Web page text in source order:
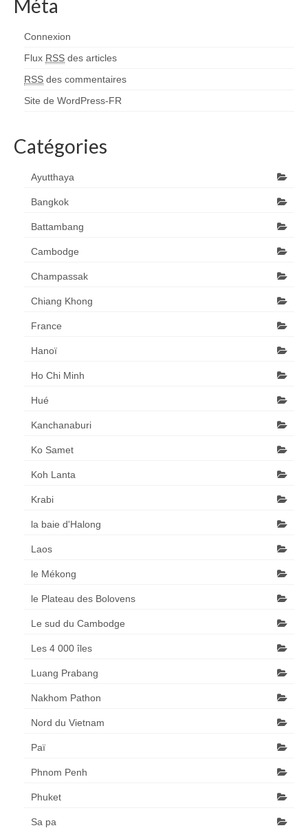
Méta
Connexion
Flux RSS des articles
RSS des commentaires
Site de WordPress-FR
Catégories
Ayutthaya
Bangkok
Battambang
Cambodge
Champassak
Chiang Khong
France
Hanoï
Ho Chi Minh
Hué
Kanchanaburi
Ko Samet
Koh Lanta
Krabi
la baie d'Halong
Laos
le Mékong
le Plateau des Bolovens
Le sud du Cambodge
Les 4 000 îles
Luang Prabang
Nakhom Pathon
Nord du Vietnam
Paï
Phnom Penh
Phuket
Sa pa